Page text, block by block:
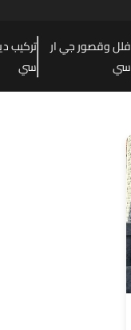
فلل وقصور جي ار
سي
تركيب
سي